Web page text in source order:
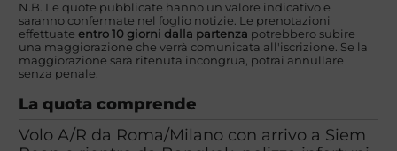
N.B. Le quote pubblicate hanno un valore indicativo e
saranno confermate nel foglio notizie. Le prenotazioni
effettuate entro 10 giorni dalla partenza potrebbero subire
una maggiorazione che verrà comunicata all'iscrizione. Se la
maggiorazione sarà ritenuta incongrua, potrai annullare
senza penale.
La quota comprende
Volo A/R da Roma/Milano con arrivo a Siem